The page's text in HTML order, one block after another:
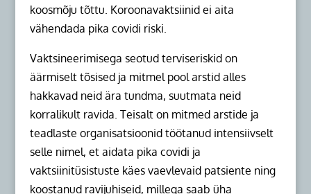
koosmõju tõttu. Koroonavaktsiinid ei aita
vähendada pika covidi riski.
Vaktsineerimisega seotud terviseriskid on
äärmiselt tõsised ja mitmel pool arstid alles
hakkavad neid ära tundma, suutmata neid
korralikult ravida. Teisalt on mitmed arstide ja
teadlaste organisatsioonid töötanud intensiivselt
selle nimel, et aidata pika covidi ja
vaktsiinitüsistuste käes vaevlevaid patsiente ning
koostanud ravijuhiseid, millega saab üha